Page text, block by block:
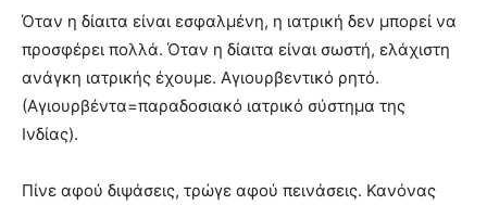
Όταν η δίαιτα είναι εσφαλμένη, η ιατρική δεν μπορεί να
προσφέρει πολλά. Όταν η δίαιτα είναι σωστή, ελάχιστη
ανάγκη ιατρικής έχουμε. Αγιουρβεντικό ρητό.
(Αγιουρβέντα=παραδοσιακό ιατρικό σύστημα της
Ινδίας).
Πίνε αφού διψάσεις, τρώγε αφού πεινάσεις. Κανόνας